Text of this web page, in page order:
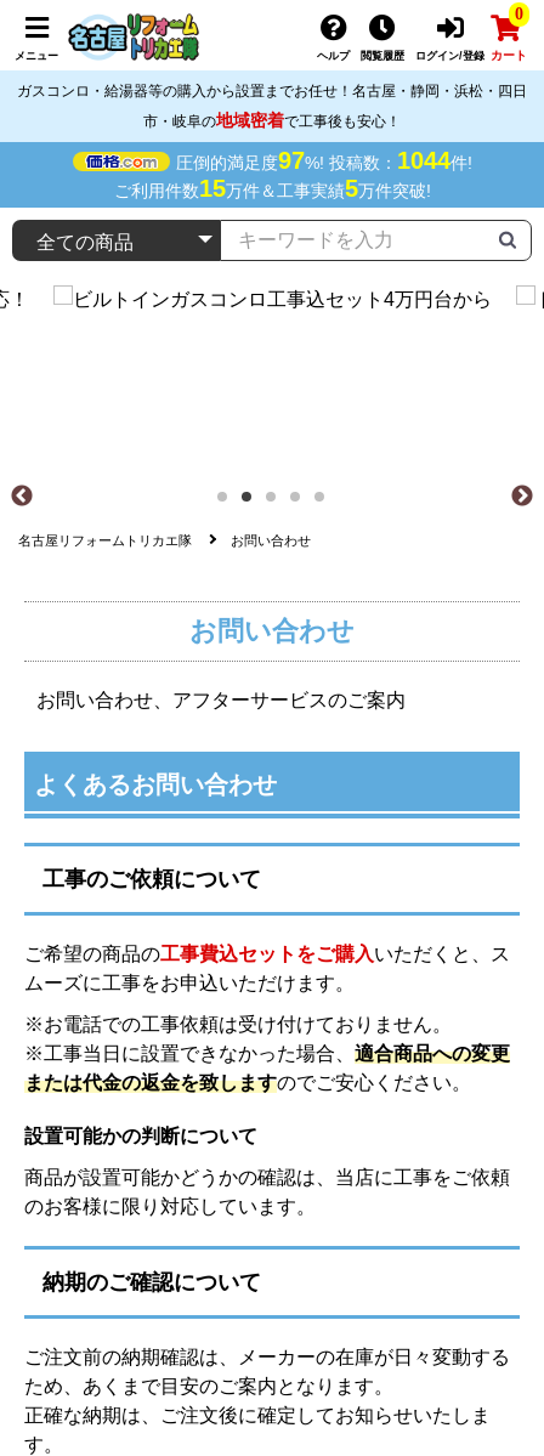
メニュー ヘルプ 閲覧履歴 ログイン/登録
0
カート
ガスコンロ・給湯器等の購入から設置までお任せ！名古屋・静岡・浜松・四日
市・岐阜の地域密着で工事後も安心！
圧倒的満足度97%! 投稿数： 1044件!
ご利用件数15万件＆工事実績5万件突破!
名古屋リフォームトリカエ隊 お問い合わせ
お問い合わせ
お問い合わせ、アフターサービスのご案内
よくあるお問い合わせ
工事のご依頼について
ご希望の商品の工事費込セットをご購入いただくと、ス
ムーズに工事をお申込いただけます。
※お電話での工事依頼は受け付けておりません。
※工事当日に設置できなかった場合、 適合商品への変更
または代金の返金を致しますのでご安心ください。
設置可能かの判断について
商品が設置可能かどうかの確認は、当店に工事をご依頼
のお客様に限り対応しています。
納期のご確認について
ご注文前の納期確認は、メーカーの在庫が日々変動する
ため、あくまで目安のご案内となります。
正確な納期は、ご注文後に確定してお知らせいたしま
す。